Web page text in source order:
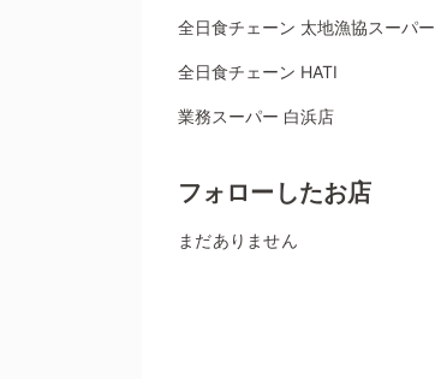
全日食チェーン 太地漁協スーパー
全日食チェーン HATI
業務スーパー 白浜店
フォローしたお店
まだありません